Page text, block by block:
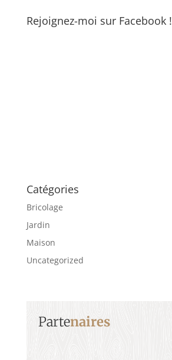
Rejoignez-moi sur Facebook !
Catégories
Bricolage
Jardin
Maison
Uncategorized
Partenaires